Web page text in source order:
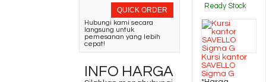
QUICK ORDER
Hubungi kami secara
langsung untuk
pemesanan yang lebih
cepat!
INFO HARGA
Ready Stock
Kursi kantor
SAVELLO
Sigma G